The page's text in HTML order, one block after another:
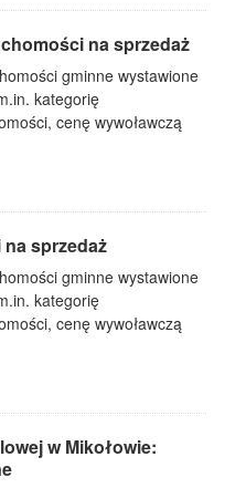
na sprzedaż
gminne wystawione
kategorię
cenę wywoławczą
sprzedaż
gminne wystawione
kategorię
cenę wywoławczą
w Mikołowie: